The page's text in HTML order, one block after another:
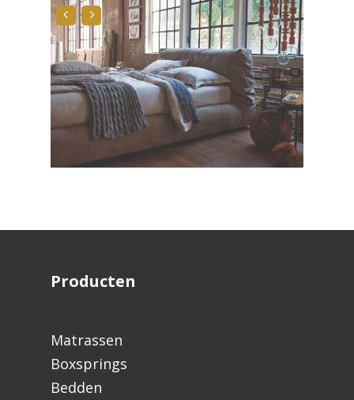
Go To Shop
Producten
Matrassen
Boxsprings
Bedden